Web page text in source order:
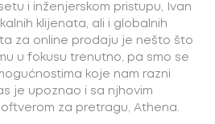
i inženjerskom pristupu, Ivan
klijenata, ali i globalnih
za online prodaju je nešto što
u fokusu trenutno, pa smo se
koje nam razni
je upoznao i sa njhovim
za pretragu, Athena.